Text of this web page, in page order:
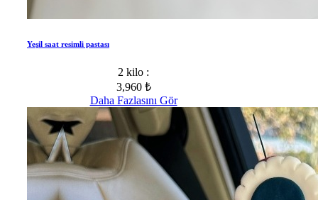
Yeşil saat resimli pastası
2 kilo :
3,960 ₺
Daha Fazlasını Gör